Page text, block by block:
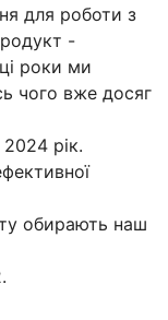
для роботи з
-
роки ми
чого вже досяг
рік.
обирають наш